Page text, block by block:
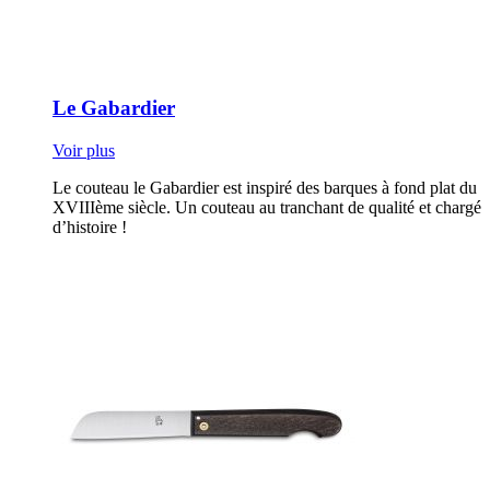
Le Gabardier
Voir plus
Le couteau le Gabardier est inspiré des barques à fond plat du
XVIIIème siècle. Un couteau au tranchant de qualité et chargé
d’histoire !